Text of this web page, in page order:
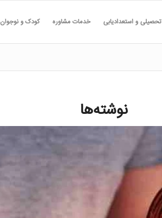
تحصیلی و استعدادیابی خدمات مشاوره کودک و نوجوان
نوشته‌ها